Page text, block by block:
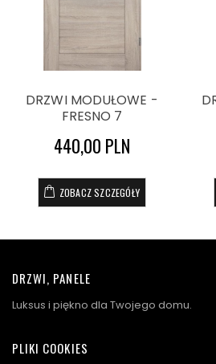
DRZWI MODUŁOWE -
FRESNO 7
440,00 PLN
ZOBACZ SZCZEGÓŁY
DRZWI, PANELE
Luksus i piękno dla Twojego domu.
PLIKI COOKIES